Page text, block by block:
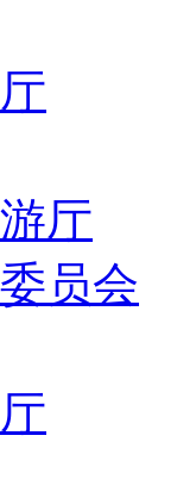
厅
员会